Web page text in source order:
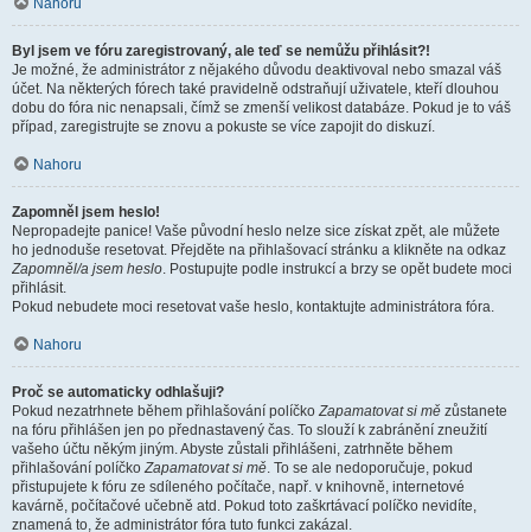
Nahoru
Byl jsem ve fóru zaregistrovaný, ale teď se nemůžu přihlásit?!
Je možné, že administrátor z nějakého důvodu deaktivoval nebo smazal váš
účet. Na některých fórech také pravidelně odstraňují uživatele, kteří dlouhou
dobu do fóra nic nenapsali, čímž se zmenší velikost databáze. Pokud je to váš
případ, zaregistrujte se znovu a pokuste se více zapojit do diskuzí.
Nahoru
Zapomněl jsem heslo!
Nepropadejte panice! Vaše původní heslo nelze sice získat zpět, ale můžete
ho jednoduše resetovat. Přejděte na přihlašovací stránku a klikněte na odkaz
Zapomněl/a jsem heslo. Postupujte podle instrukcí a brzy se opět budete moci
přihlásit.
Pokud nebudete moci resetovat vaše heslo, kontaktujte administrátora fóra.
Nahoru
Proč se automaticky odhlašuji?
Pokud nezatrhnete během přihlašování políčkoZapamatovat si mě zůstanete
na fóru přihlášen jen po přednastavený čas. To slouží k zabránění zneužití
vašeho účtu někým jiným. Abyste zůstali přihlášeni, zatrhněte během
přihlašování políčkoZapamatovat si mě. To se ale nedoporučuje, pokud
přistupujete k fóru ze sdíleného počítače, např. v knihovně, internetové
kavárně, počítačové učebně atd. Pokud toto zaškrtávací políčko nevidíte,
znamená to, že administrátor fóra tuto funkci zakázal.